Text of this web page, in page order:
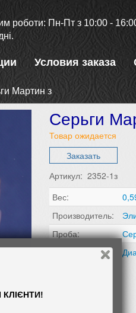
роботи: Пн-Пт з 10:00 -
Условия заказа
Мартин з
Серьги
Товар ожидается
Заказать
Артикул: 2352-1з
Вес:
Производитель:
Проба: